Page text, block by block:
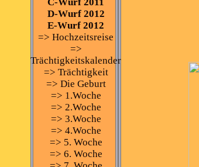
D-Wurf 2012
E-Wurf 2012
=> Hochzeitsreise
=>
Trächtigkeitskalender
=> Trächtigkeit
=> Die Geburt
=> 1.Woche
=> 2.Woche
=> 3.Woche
=> 4.Woche
=> 5. Woche
=> 6. Woche